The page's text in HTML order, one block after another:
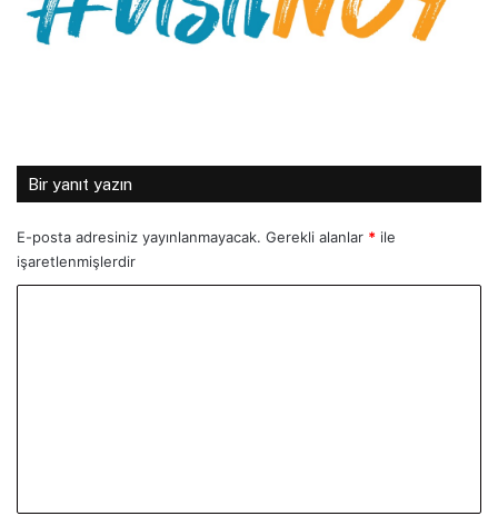
Bir yanıt yazın
E-posta adresiniz yayınlanmayacak. Gerekli alanlar * ile
işaretlenmişlerdir